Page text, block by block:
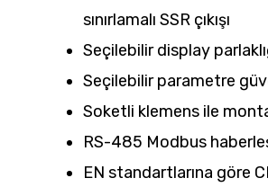
sınırlamalı SSR çıkışı
Seçilebilir display
Seçilebilir parametre
Soketli klemens ile
RS-485 Modbus
EN standartlarına göre